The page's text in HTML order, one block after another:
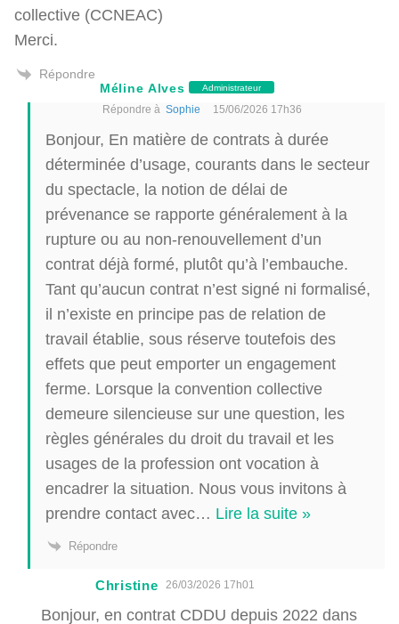
collective (CCNEAC)
Merci.
Répondre
Méline Alves
Administrateur
Répondre à Sophie 15/06/2026 17h36
Bonjour, En matière de contrats à durée
déterminée d’usage, courants dans le secteur
du spectacle, la notion de délai de
prévenance se rapporte généralement à la
rupture ou au non-renouvellement d’un
contrat déjà formé, plutôt qu’à l’embauche.
Tant qu’aucun contrat n’est signé ni formalisé,
il n’existe en principe pas de relation de
travail établie, sous réserve toutefois des
effets que peut emporter un engagement
ferme. Lorsque la convention collective
demeure silencieuse sur une question, les
règles générales du droit du travail et les
usages de la profession ont vocation à
encadrer la situation. Nous vous invitons à
prendre contact avec… Lire la suite »
Répondre
Christine 26/03/2026 17h01
Bonjour, en contrat CDDU depuis 2022 dans